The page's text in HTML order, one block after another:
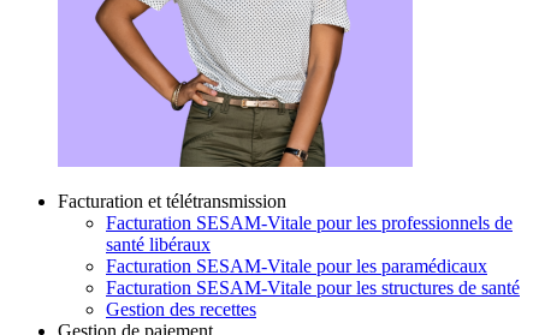
Facturation et télétransmission
Facturation SESAM-Vitale pour les professionnels de
santé libéraux
Facturation SESAM-Vitale pour les paramédicaux
Facturation SESAM-Vitale pour les structures de santé
Gestion des recettes
Gestion de paiement